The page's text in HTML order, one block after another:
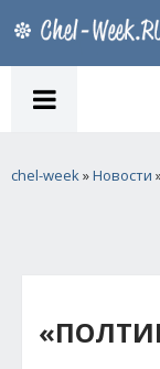
chel-week»Новости